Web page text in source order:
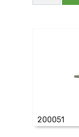
27.5X31.5
200051